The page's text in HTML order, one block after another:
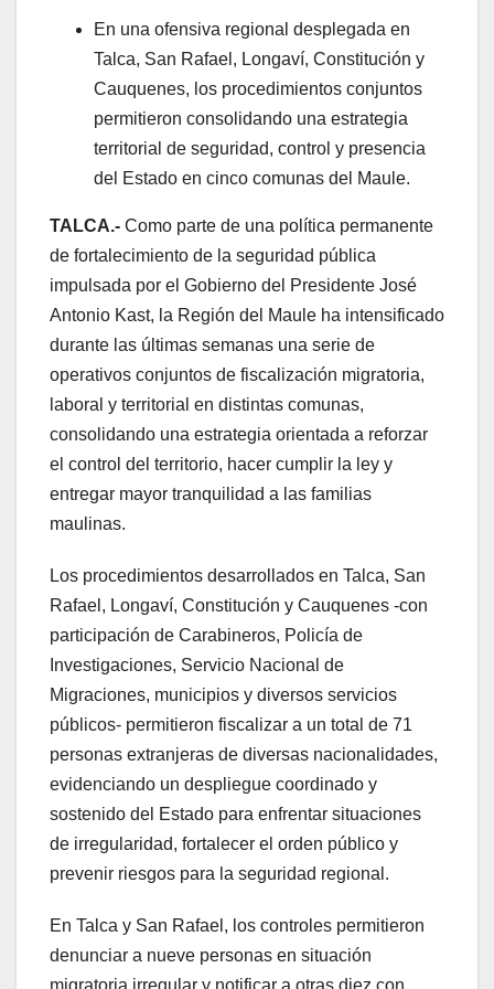
En una ofensiva regional desplegada en
Talca, San Rafael, Longaví, Constitución y
Cauquenes, los procedimientos conjuntos
permitieron consolidando una estrategia
territorial de seguridad, control y presencia
del Estado en cinco comunas del Maule.
TALCA.- Como parte de una política permanente
de fortalecimiento de la seguridad pública
impulsada por el Gobierno del Presidente José
Antonio Kast, la Región del Maule ha intensificado
durante las últimas semanas una serie de
operativos conjuntos de fiscalización migratoria,
laboral y territorial en distintas comunas,
consolidando una estrategia orientada a reforzar
el control del territorio, hacer cumplir la ley y
entregar mayor tranquilidad a las familias
maulinas.
Los procedimientos desarrollados en Talca, San
Rafael, Longaví, Constitución y Cauquenes -con
participación de Carabineros, Policía de
Investigaciones, Servicio Nacional de
Migraciones, municipios y diversos servicios
públicos- permitieron fiscalizar a un total de 71
personas extranjeras de diversas nacionalidades,
evidenciando un despliegue coordinado y
sostenido del Estado para enfrentar situaciones
de irregularidad, fortalecer el orden público y
prevenir riesgos para la seguridad regional.
En Talca y San Rafael, los controles permitieron
denunciar a nueve personas en situación
migratoria irregular y notificar a otras diez con